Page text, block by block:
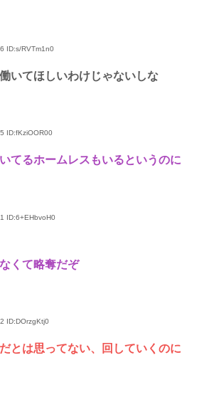
ID:s/RVTm1n0
いてほしいわけじゃないしな
ID:fKziOOR00
てるホームレスもいるというのに
ID:6+EHbvoH0
くて略奪だぞ
ID:DOrzgKtj0
とは思ってない、回していくのに